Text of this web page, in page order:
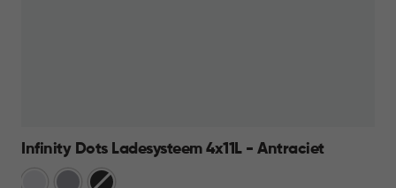
Infinity Dots Ladesysteem 4x11L - Antraciet
Licht Donkergrijs